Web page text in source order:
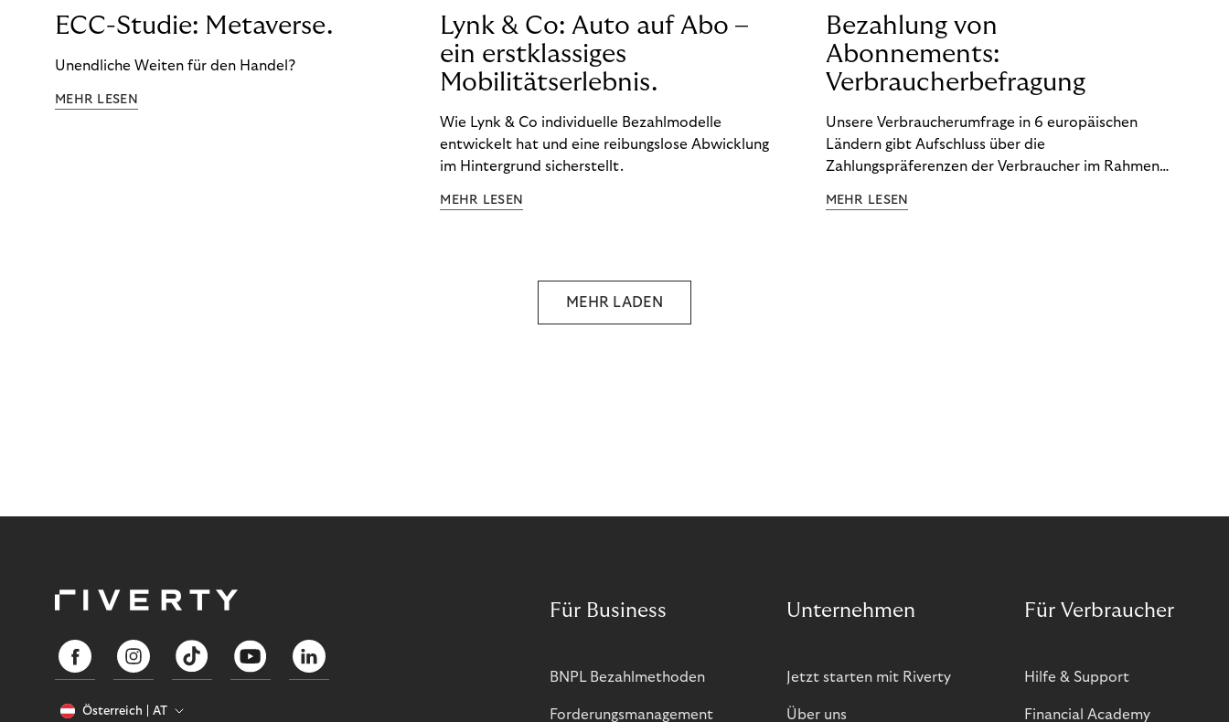
ECC-Studie: Metaverse.
Unendliche Weiten für den Handel?
MEHR LESEN
Lynk & Co: Auto auf Abo –
ein erstklassiges
Mobilitätserlebnis.
Wie Lynk & Co individuelle Bezahlmodelle
entwickelt hat und eine reibungslose Abwicklung
im Hintergrund sicherstellt.
MEHR LESEN
Bezahlung von
Abonnements:
Verbraucherbefragung
Unsere Verbraucherumfrage in 6 europäischen
Ländern gibt Aufschluss über die
Zahlungspräferenzen der Verbraucher im Rahmen
Ergebnisse, um zu erfahren, wie Sie
MEHR LESEN
MEHR LADEN
Österreich AT
Für Business
BNPL Bezahlmethoden
Forderungsmanagement
Unternehmen
Jetzt starten mit Riverty
Über uns
Für Verbraucher
Hilfe & Support
Financial Academy